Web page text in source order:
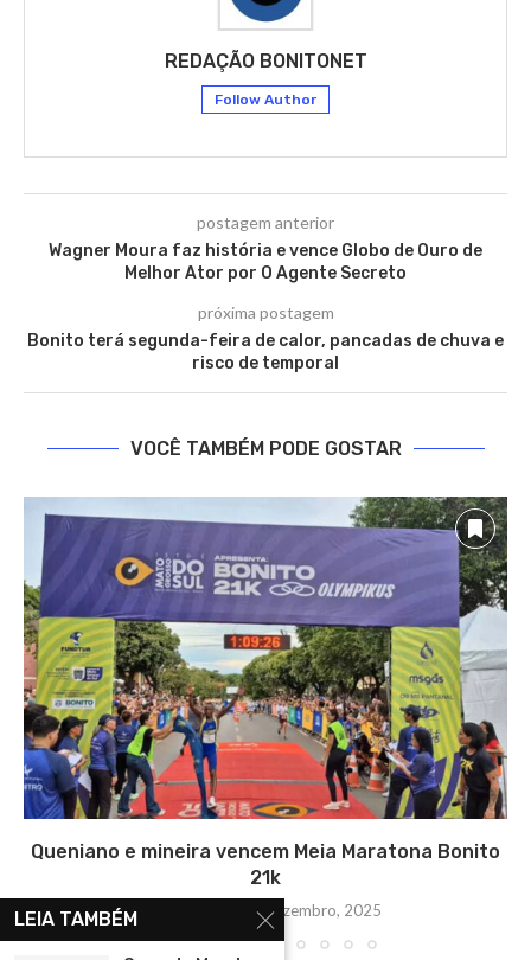
REDAÇÃO BONITONET
Follow Author
postagem anterior
Wagner Moura faz história e vence Globo de Ouro de
Melhor Ator por O Agente Secreto
próxima postagem
Bonito terá segunda-feira de calor, pancadas de chuva e
risco de temporal
VOCÊ TAMBÉM PODE GOSTAR
Queniano e mineira vencem Meia Maratona Bonito
21k
segunda-feira, 8 dezembro, 2025
LEIA TAMBÉM